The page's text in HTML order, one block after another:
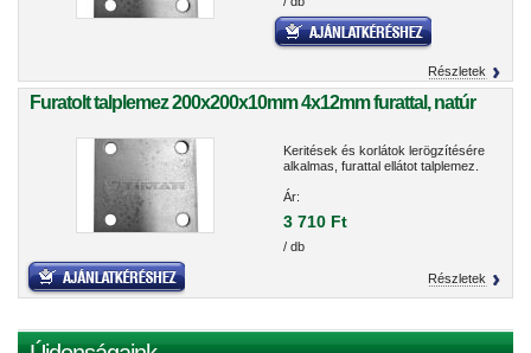
Részletek
Furatolt talplemez 200x200x10mm 4x12mm furattal, natúr
Keritések és korlátok lerögzítésére
alkalmas, furattal ellátot talplemez.
Ár:
3 710 Ft
/ db
Részletek